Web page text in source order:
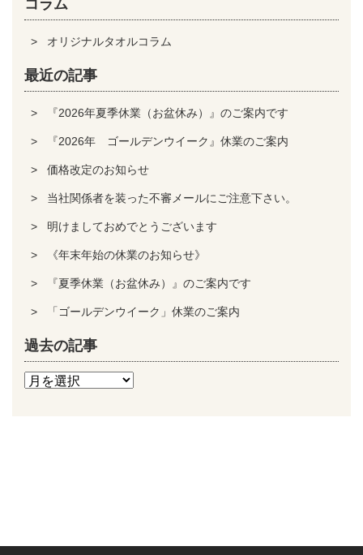
コラム
オリジナルタオルコラム
最近の記事
『2026年夏季休業（お盆休み）』のご案内です
『2026年 ゴールデンウイーク』休業のご案内
価格改定のお知らせ
当社関係者を装った不審メールにご注意下さい。
明けましておめでとうございます
《年末年始の休業のお知らせ》
『夏季休業（お盆休み）』のご案内です
「ゴールデンウイーク」休業のご案内
過去の記事